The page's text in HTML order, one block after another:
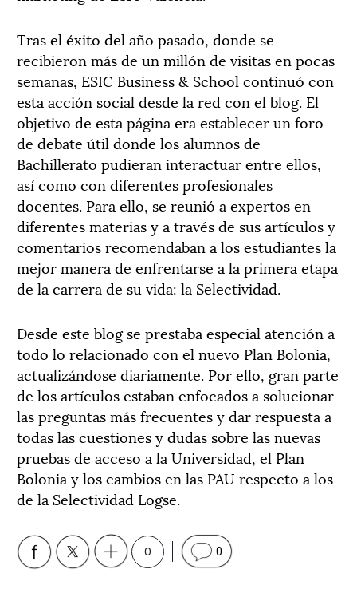
Tras el éxito del año pasado, donde se
recibieron más de un millón de visitas en pocas
semanas, ESIC Business & School continuó con
esta acción social desde la red con el blog. El
objetivo de esta página era establecer un foro
de debate útil donde los alumnos de
Bachillerato pudieran interactuar entre ellos,
así como con diferentes profesionales
docentes. Para ello, se reunió a expertos en
diferentes materias y a través de sus artículos y
comentarios recomendaban a los estudiantes la
mejor manera de enfrentarse a la primera etapa
de la carrera de su vida: la Selectividad.
Desde este blog se prestaba especial atención a
todo lo relacionado con el nuevo Plan Bolonia,
actualizándose diariamente. Por ello, gran parte
de los artículos estaban enfocados a solucionar
las preguntas más frecuentes y dar respuesta a
todas las cuestiones y dudas sobre las nuevas
pruebas de acceso a la Universidad, el Plan
Bolonia y los cambios en las PAU respecto a los
de la Selectividad Logse.
0 0